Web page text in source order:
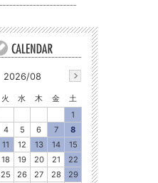
2026/08
火 水 木 金
土
1
4 5 6 7
8
11 12 13 14
15
18 19 20 21
22
25 26 27 28
29